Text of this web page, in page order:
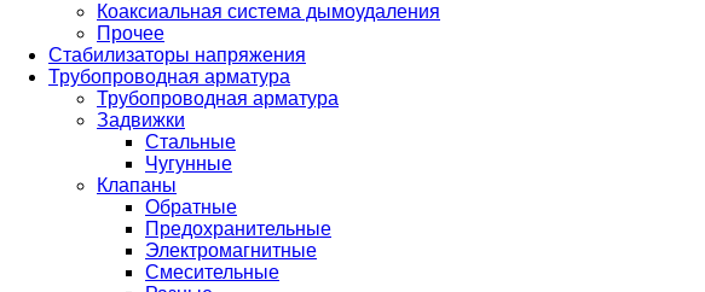
Коаксиальная система дымоудаления
Прочее
Стабилизаторы напряжения
Трубопроводная арматура
Трубопроводная арматура
Задвижки
Стальные
Чугунные
Клапаны
Обратные
Предохранительные
Электромагнитные
Смесительные